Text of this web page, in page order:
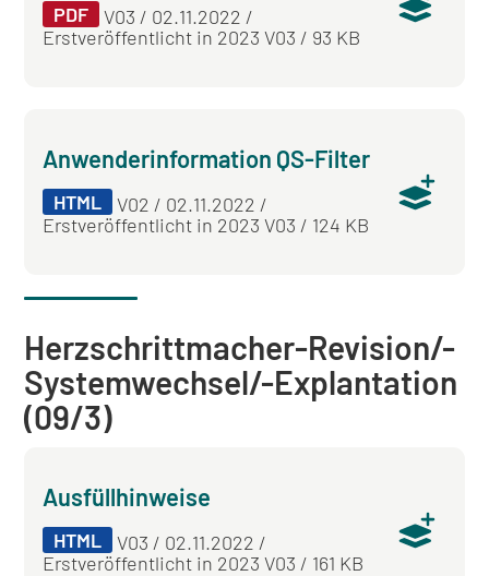
PDF
V03 / 02.11.2022 /
Erstveröffentlicht in 2023 V03 / 93 KB
Anwenderinformation QS-Filter
HTML
V02 / 02.11.2022 /
Erstveröffentlicht in 2023 V03 / 124 KB
Herzschrittmacher-Revision/-
Systemwechsel/-Explantation
(09/3)
Ausfüllhinweise
HTML
V03 / 02.11.2022 /
Erstveröffentlicht in 2023 V03 / 161 KB